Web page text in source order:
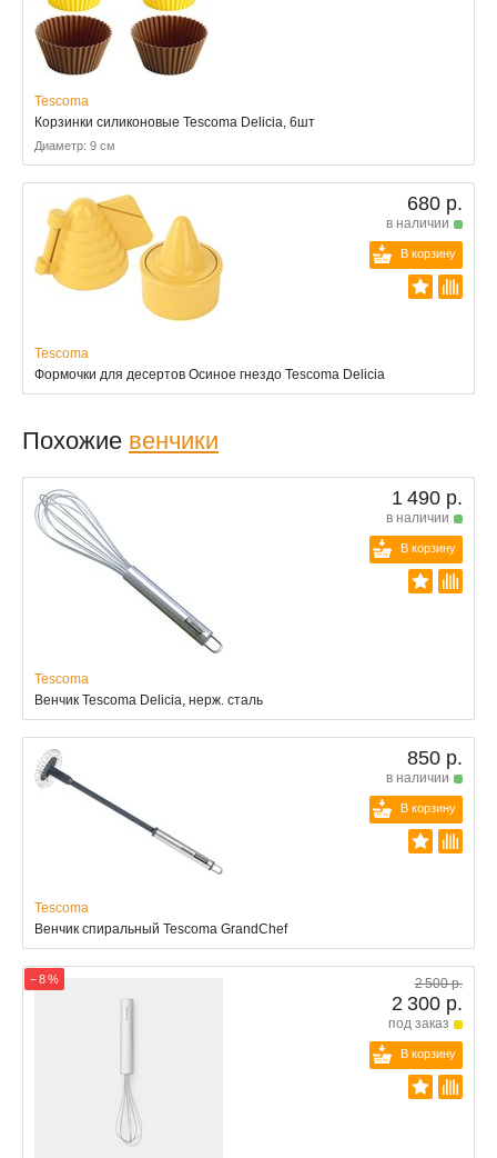
Tescoma
Корзинки силиконовые Tescoma Delicia, 6шт
Диаметр: 9 см
680 р.
в наличии
В корзину
Tescoma
Формочки для десертов Осиное гнездо Tescoma Delicia
Похожие венчики
1 490 р.
в наличии
В корзину
Tescoma
Венчик Tescoma Delicia, нерж. сталь
850 р.
в наличии
В корзину
Tescoma
Венчик спиральный Tescoma GrandChef
− 8 % 2 500 р.
2 300 р.
под заказ
В корзину